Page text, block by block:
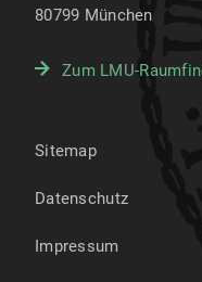
80799 München
Zum LMU-
Sitemap
Datenschutz
Impressum